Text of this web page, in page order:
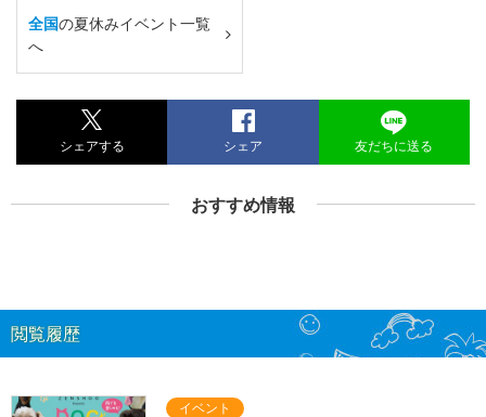
全国の夏休みイベント一覧
へ
シェアする シェア 友だちに送る
おすすめ情報
閲覧履歴